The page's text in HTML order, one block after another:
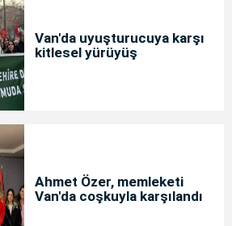
Van'da uyuşturucuya karşı
kitlesel yürüyüş
Ahmet Özer, memleketi
Van'da coşkuyla karşılandı